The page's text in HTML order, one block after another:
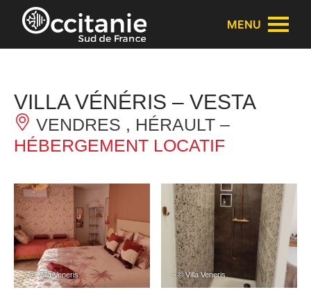
Panneau de gestion des cookies
MENU
VILLA VÉNÉRIS – VESTA
VENDRES , HÉRAULT –
HÉBERGEMENT LOCATIF
– © Villa Veneris – © Villa Veneris